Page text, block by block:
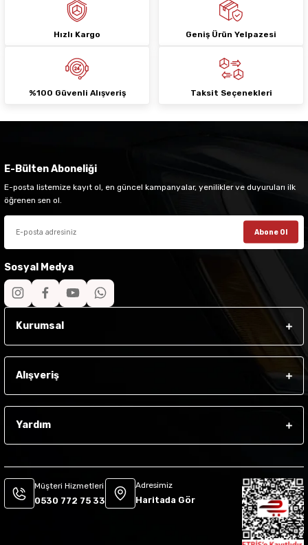
Hızlı Kargo Geniş Ürün Yelpazesi
%100 Güvenli Alışveriş Taksit Seçenekleri
E-Bülten Aboneliği
E-posta listemize kayıt ol, en güncel kampanyalar, yenilikler ve duyuruları ilk
öğrenen sen ol.
Abone Ol
Sosyal Medya
Kurumsal
Alışveriş
Yardım
Müşteri Hizmetleri
0530 772 75 33
Adresimiz
Haritada Gör